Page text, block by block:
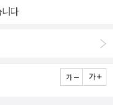
.길벗스쿨, 기적의 독해력
난이도가 비슷한 내용으
다른 훈련을 진행합니다.​​A
다